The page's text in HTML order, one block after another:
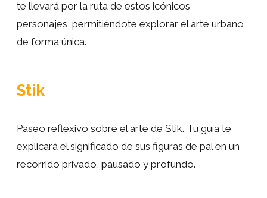
te llevará por la ruta de estos icónicos
personajes, permitiéndote explorar el arte urbano
de forma única.
Stik
Paseo reflexivo sobre el arte de Stik. Tu guía te
explicará el significado de sus figuras de pal en un
recorrido privado, pausado y profundo.